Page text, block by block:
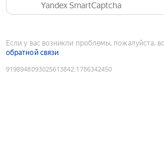
Yandex SmartCaptcha
Если у вас возникли проблемы, пожалуйста,
обратной связи
9198948093025613842:1786342450